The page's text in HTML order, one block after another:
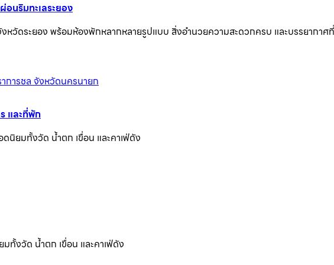
นริมทะเลระยอง
วัดระยอง พร้อมห้องพักหลากหลายรูปแบบ สิ่งอำนวยความสะดวกครบ และบรรยากาศ
และที่พัก
นิยมทั้งวัด น้ำตก เขื่อน และคาเฟ่ดัง
ทั้งวัด น้ำตก เขื่อน และคาเฟ่ดัง